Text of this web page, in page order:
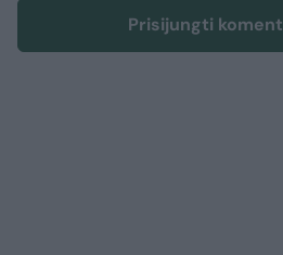
Prisijungti